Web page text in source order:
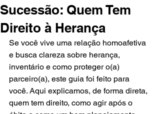
Sucessão: Quem Tem
Direito à Herança
Se você vive uma relação homoafetiva
e busca clareza sobre herança,
inventário e como proteger o(a)
parceiro(a), este guia foi feito para
você. Aqui explicamos, de forma direta,
quem tem direito, como agir após o